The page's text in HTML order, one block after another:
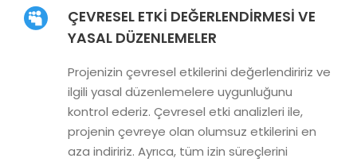
ÇEVRESEL ETKI DEĞERLENDIRMESI VE
YASAL DÜZENLEMELER
Projenizin çevresel etkilerini değerlendiririz ve
ilgili yasal düzenlemelere uygunluğunu
kontrol ederiz. Çevresel etki analizleri ile,
projenin çevreye olan olumsuz etkilerini en
aza indiririz. Ayrıca, tüm izin süreçlerini